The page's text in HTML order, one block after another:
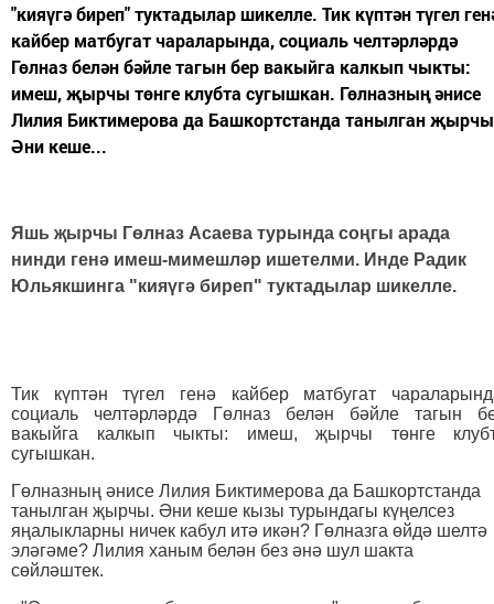
"кияүгә биреп" туктадылар шикелле. Тик күптән түгел
кайбер матбугат чараларында, социаль челтәрләрдә
Гөлназ белән бәйле тагын бер вакыйга калкып чыкты:
имеш, җырчы төнге клубта сугышкан. Гөлназның әнисе
Лилия Биктимерова да Башкортстанда танылган
Әни кеше...
Яшь җырчы Гөлназ Асаева турында соңгы арада
нинди генә имеш-мимешләр ишетелми. Инде Радик
Юльякшинга "кияүгә биреп" туктадылар шикелле.
Тик күптән түгел генә кайбер матбугат
социаль челтәрләрдә Гөлназ белән бәйле тагын
вакыйга калкып чыкты: имеш, җырчы төнге
сугышкан.
Гөлназның әнисе Лилия Биктимерова да Башкортстанда
танылган җырчы. Әни кеше кызы турындагы күңелсез
яңалыкларны ничек кабул итә икән? Гөлназга өйдә шелтә
эләгәме? Лилия ханым белән без әнә шул шакта
сөйләштек.